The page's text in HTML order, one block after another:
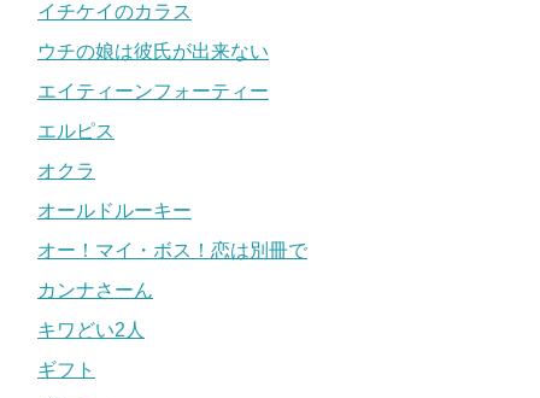
イチケイのカラス
ウチの娘は彼氏が出来ない
エイティーンフォーティー
エルピス
オクラ
オールドルーキー
オー！マイ・ボス！恋は別冊で
カンナさーん
キワどい2人
ギフト